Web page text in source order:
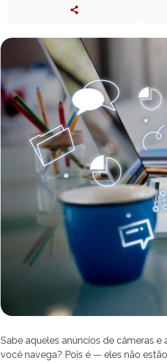
Sabe aqueles anúncios de câmeras
você navega? Pois é — eles não